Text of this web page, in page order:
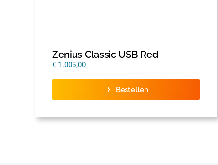
Zenius Classic USB Red
€ 1.005,00
Bestellen